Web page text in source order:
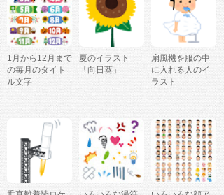
1月から12月まで
の毎月のタイト
ル文字
夏のイラスト
「向日葵」
扇風機を服の中
に入れる人のイ
ラスト